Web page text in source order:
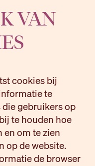
VAN
cookies bij
te
die gebruikers op
te houden hoe
en om te zien
op de website.
de browser